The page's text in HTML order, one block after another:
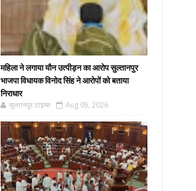
महिला ने लगाया यौन उत्पीड़न का आरोप सुल्तानपुर
भाजपा विधायक विनोद सिंह ने आरोपों को बताया
निराधार
सुल्तानपुर टाइम्स Aug 05, 2026